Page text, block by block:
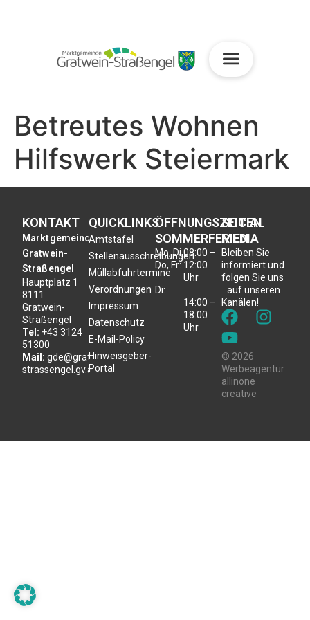
Betreutes Wohnen
Hilfswerk Steiermark
KONTAKT
Marktgemeinde
Gratwein-
Straßengel
Hauptplatz 1
8111
Gratwein-
Straßengel
Tel: +43 3124
51300
Mail: gde@gratwein-
strassengel.gv.at
QUICKLINKS
Amtstafel
Stellenausschreibungen
Müllabfuhrtermine
Verordnungen
Impressum
Datenschutz
E-Mail-Policy
Hinweisgeber-
Portal
ÖFFNUNGSZEITEN
SOMMERFERIEN
Mo, Di,
Do, Fr:
Di:
08:00 –
12:00
Uhr
14:00 –
18:00
Uhr
SOCIAL
MEDIA
Bleiben Sie
informiert und
folgen Sie uns
auf unseren
Kanälen!
© 2026
Werbeagentur
allinone
creative